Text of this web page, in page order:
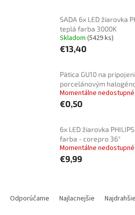
SADA 6x LED žiarovka
teplá farba 3000K
Skladom (5429 ks)
€13,40
Pätica GU10 na
porcelánovým
Momentálne nedostupné
€0,50
6x LED žiarovka
farba - corepro 36°
Momentálne nedostupné
€9,99
Odporúčame Najlacnejšie Najdrahšie